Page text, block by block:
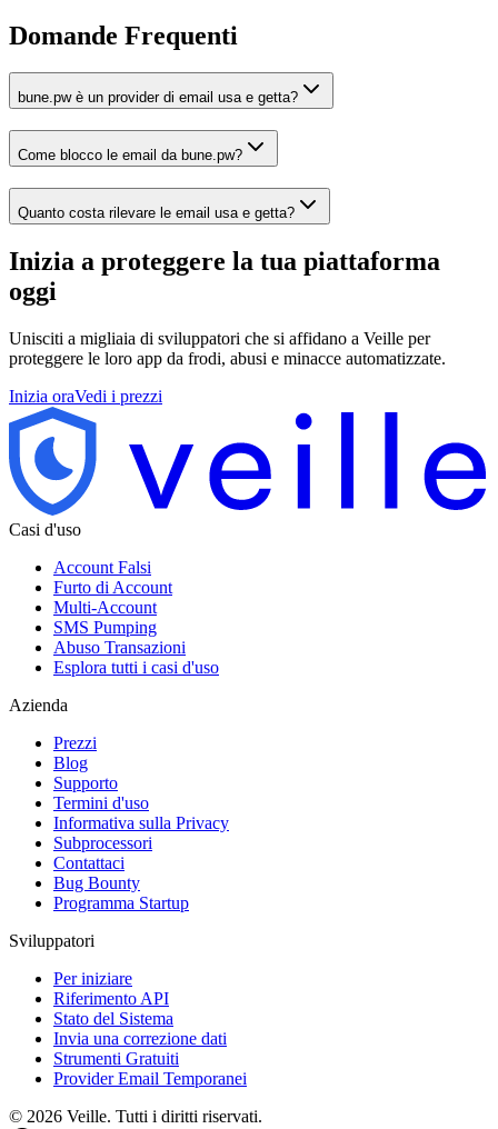
Domande Frequenti
bune.pw è un provider di email usa e getta?
Come blocco le email da bune.pw?
Quanto costa rilevare le email usa e getta?
Inizia a proteggere la tua piattaforma
oggi
Unisciti a migliaia di sviluppatori che si affidano a Veille per
proteggere le loro app da frodi, abusi e minacce automatizzate.
Inizia oraVedi i prezzi
Casi d'uso
Account Falsi
Furto di Account
Multi-Account
SMS Pumping
Abuso Transazioni
Esplora tutti i casi d'uso
Azienda
Prezzi
Blog
Supporto
Termini d'uso
Informativa sulla Privacy
Subprocessori
Contattaci
Bug Bounty
Programma Startup
Sviluppatori
Per iniziare
Riferimento API
Stato del Sistema
Invia una correzione dati
Strumenti Gratuiti
Provider Email Temporanei
© 2026 Veille. Tutti i diritti riservati.